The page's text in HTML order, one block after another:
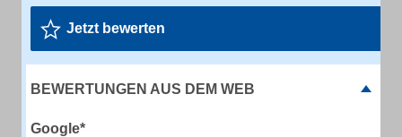
Jetzt bewerten
BEWERTUNGEN AUS DEM WEB
Google*